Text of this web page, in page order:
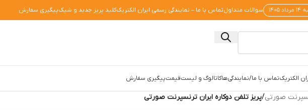
سوالات متداولتماس با ما – نمایندگی رسمی ایران الکتریککلید پریز جدید و شیکپیگیری سفارش
الکتریکتماس با ما/نمایندگی‌هاکاتالوگ و لیست‌قیمتپیگیری سفارش
صورتی/پریز تلفن دوکاره ایران ترنسپرنت صورتی